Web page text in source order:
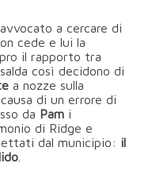
a cercare di
cede e lui la
il rapporto tra
così decidono di
a nozze sulla
di un errore di
da Pami
di Ridge e
dal municipio: il
.